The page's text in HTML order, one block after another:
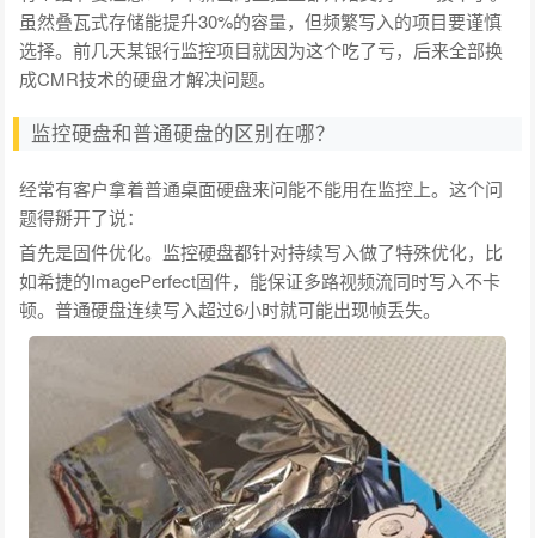
虽然叠瓦式存储能提升30%的容量，但频繁写入的项目要谨慎
选择。前几天某银行监控项目就因为这个吃了亏，后来全部换
成CMR技术的硬盘才解决问题。
监控硬盘和普通硬盘的区别在哪？
经常有客户拿着普通桌面硬盘来问能不能用在监控上。这个问
题得掰开了说：
首先是固件优化。监控硬盘都针对持续写入做了特殊优化，比
如希捷的ImagePerfect固件，能保证多路视频流同时写入不卡
顿。普通硬盘连续写入超过6小时就可能出现帧丢失。